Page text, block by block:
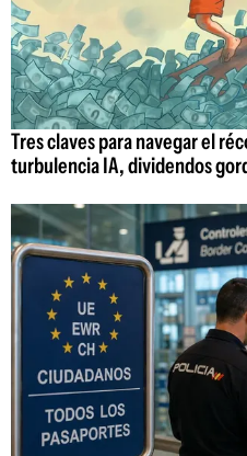
Tres claves para navegar el
turbulencia IA, dividendos